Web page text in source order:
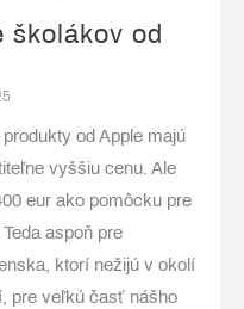
školákov od
od Apple majú
vyššiu cenu. Ale
eur ako pomôcku pre
aspoň pre
ktorí nežijú v okolí
pre veľkú časť nášho